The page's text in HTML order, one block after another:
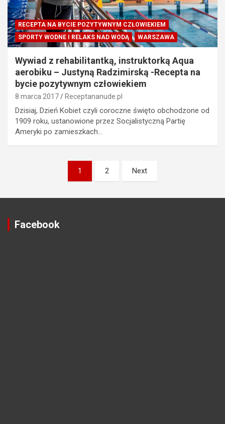
RECEPTA NA BYCIE POZYTYWNYM CZŁOWIEKIEM
SPORTY WODNE I RELAKS NAD WODĄ
WARSZAWA
Wywiad z rehabilitantką, instruktorką Aqua
aerobiku – Justyną Radzimirską -Recepta na
bycie pozytywnym człowiekiem
8 marca 2017 Receptananude.pl
Dzisiaj, Dzień Kobiet czyli coroczne święto obchodzone od
1909 roku, ustanowione przez Socjalistyczną Partię
Ameryki po zamieszkach…
Stronicowanie
1 2 Next
Facebook